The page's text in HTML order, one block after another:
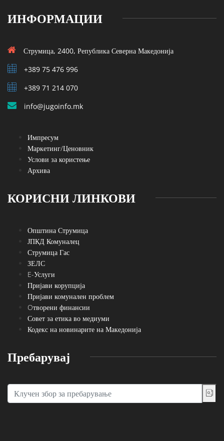
ИНФОРМАЦИИ
Струмица, 2400, Република Северна Македонија
+389 75 476 996
+389 71 214 070
info@jugoinfo.mk
Импресум
Маркетинг/Ценовник
Услови за користење
Архива
КОРИСНИ ЛИНКОВИ
Општина Струмица
ЈПКД Комуналец
Струмица Гас
ЗЕЛС
E-Услуги
Пријави корупција
Пријави комунален проблем
Oтворени финансии
Совет за етика во медиуми
Кодекс на новинарите на Македонија
Пребарувај